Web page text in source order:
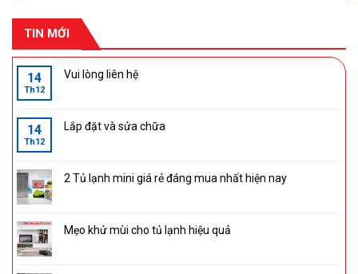
TIN MỚI
14
Th12
Vui lòng liên hệ
14
Th12
Lắp đặt và sửa chữa
2 Tủ lạnh mini giá rẻ đáng mua nhất hiện nay
Mẹo khử mùi cho tủ lạnh hiệu quả